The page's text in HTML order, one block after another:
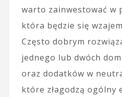
warto zainwestować w
która będzie się
Często dobrym
jednego lub dwóch
oraz dodatków w
które złagodzą ogólny